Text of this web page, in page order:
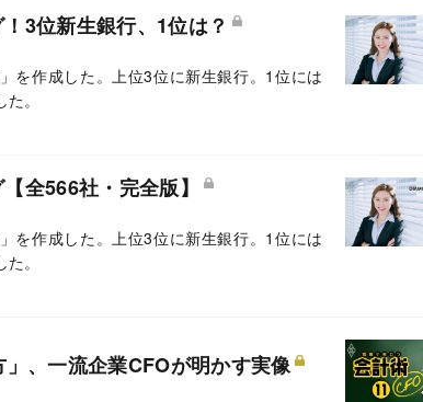
3位新生銀行、1位は？
を作成した。上位3位に新生銀行。1位には
。
全566社・完全版】
を作成した。上位3位に新生銀行。1位には
。
、一流企業CFOが明かす実像